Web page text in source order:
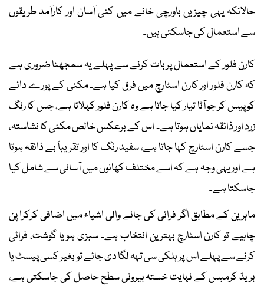
حالانکہ یہی چیزیں باورچی خانے میں کئی آسان اور کارآمد طریقوں
سے استعمال کی جاسکتی ہیں۔
کارن فلور کے استعمال پر بات کرنے سے پہلے یہ سمجھنا ضروری ہے
کہ کارن فلور اور کارن اسٹارچ میں فرق کیا ہے۔ مکئی کے پورے دانے
کو پیس کر جو آٹا تیار کیا جاتا ہے وہ کارن فلور کہلاتا ہے، جس کا رنگ
زرد اور ذائقہ نمایاں ہوتا ہے۔ اس کے برعکس خالص مکئی کا نشاستہ،
جسے کارن اسٹارچ کہا جاتا ہے، سفید رنگ کا اور تقریباً بے ذائقہ ہوتا
ہے اور یہی وجہ ہے کہ اسے مختلف کھانوں میں آسانی سے شامل کیا
جاسکتا ہے۔
ماہرین کے مطابق اگر فرائی کی جانے والی اشیاء میں اضافی کرکرا پن
چاہیے تو کارن اسٹارچ بہترین انتخاب ہے۔ سبزی ہو یا گوشت، فرائی
کرنے سے پہلے اس پر ہلکی سی تہہ لگا دی جائے تو بغیر کسی پیسٹ یا
بریڈ کرمبس کے نہایت خستہ بیرونی سطح حاصل کی جاسکتی ہے،